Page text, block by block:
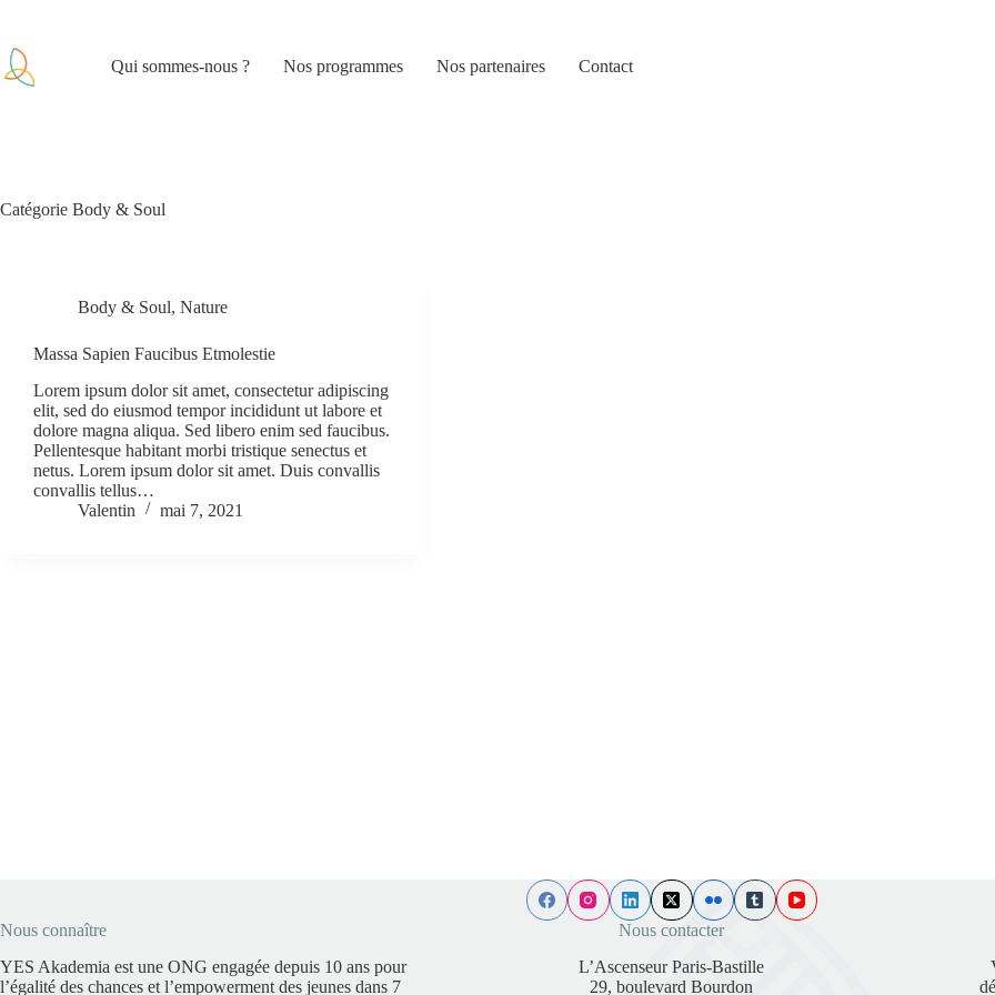
Qui sommes-nous ? Nos programmes Nos partenaires Contact
Catégorie Body & Soul
Body & Soul, Nature
Massa Sapien Faucibus Etmolestie
Lorem ipsum dolor sit amet, consectetur adipiscing
elit, sed do eiusmod tempor incididunt ut labore et
dolore magna aliqua. Sed libero enim sed faucibus.
Pellentesque habitant morbi tristique senectus et
netus. Lorem ipsum dolor sit amet. Duis convallis
convallis tellus…
Valentin
mai 7, 2021
Nous connaître
YES Akademia est une ONG engagée depuis 10 ans pour
l’égalité des chances et l’empowerment des jeunes dans 7
Nous contacter
L’Ascenseur Paris-Bastille
29, boulevard Bourdon